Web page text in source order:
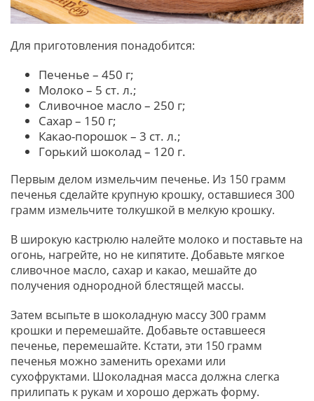
Для приготовления понадобится:
Печенье – 450 г;
Молоко – 5 ст. л.;
Сливочное масло – 250 г;
Сахар – 150 г;
Какао-порошок – 3 ст. л.;
Горький шоколад – 120 г.
Первым делом измельчим печенье. Из 150 грамм
печенья сделайте крупную крошку, оставшиеся 300
грамм измельчите толкушкой в мелкую крошку.
В широкую кастрюлю налейте молоко и поставьте на
огонь, нагрейте, но не кипятите. Добавьте мягкое
сливочное масло, сахар и какао, мешайте до
получения однородной блестящей массы.
Затем всыпьте в шоколадную массу 300 грамм
крошки и перемешайте. Добавьте оставшееся
печенье, перемешайте. Кстати, эти 150 грамм
печенья можно заменить орехами или
сухофруктами. Шоколадная масса должна слегка
прилипать к рукам и хорошо держать форму.